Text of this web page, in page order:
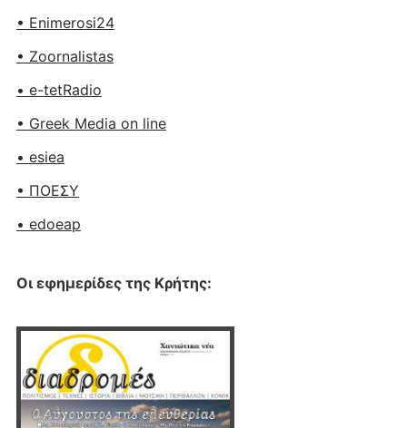
• Enimerosi24
• Zoornalistas
• e-tetRadio
• Greek Media on line
• esiea
• ΠΟΕΣΥ
• edoeap
Οι εφημερίδες της Κρήτης: